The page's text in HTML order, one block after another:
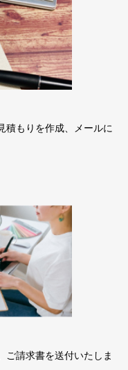
積もりを作成、メールに
ご請求書を送付いたしま